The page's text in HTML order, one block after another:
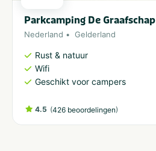
Parkcamping De Graafschap
Nederland Gelderland
Rust & natuur
Wifi
Geschikt voor campers
4.5 (426 beoordelingen)